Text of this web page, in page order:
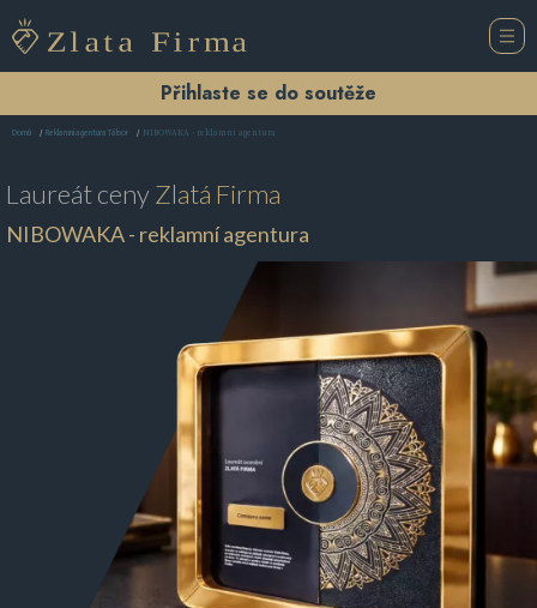
Přihlaste se do soutěže
Domů Reklamní agentura Tábor NIBOWAKA - reklamní agentura
Laureát cenyZlatá Firma
NIBOWAKA - reklamní agentura